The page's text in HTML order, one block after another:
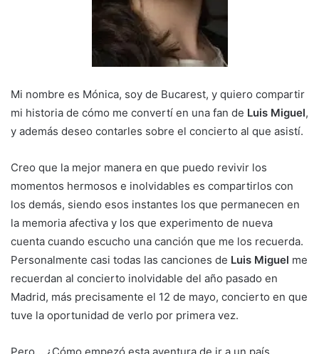
Mi nombre es Mónica, soy de Bucarest, y quiero compartir
mi historia de cómo me convertí en una fan de Luis Miguel,
y además deseo contarles sobre el concierto al que asistí.
Creo que la mejor manera en que puedo revivir los
momentos hermosos e inolvidables es compartirlos con
los demás, siendo esos instantes los que permanecen en
la memoria afectiva y los que experimento de nueva
cuenta cuando escucho una canción que me los recuerda.
Personalmente casi todas las canciones de Luis Miguel me
recuerdan al concierto inolvidable del año pasado en
Madrid, más precisamente el 12 de mayo, concierto en que
tuve la oportunidad de verlo por primera vez.